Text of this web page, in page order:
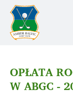
OPŁATA
W ABGC -